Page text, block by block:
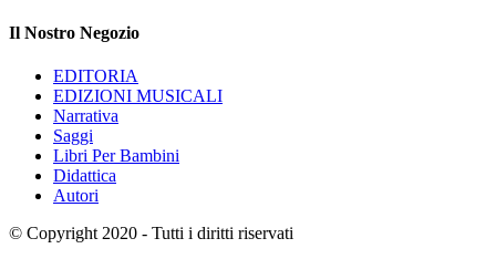
Il Nostro Negozio
EDITORIA
EDIZIONI MUSICALI
Narrativa
Saggi
Libri Per Bambini
Didattica
Autori
© Copyright 2020 - Tutti i diritti riservati